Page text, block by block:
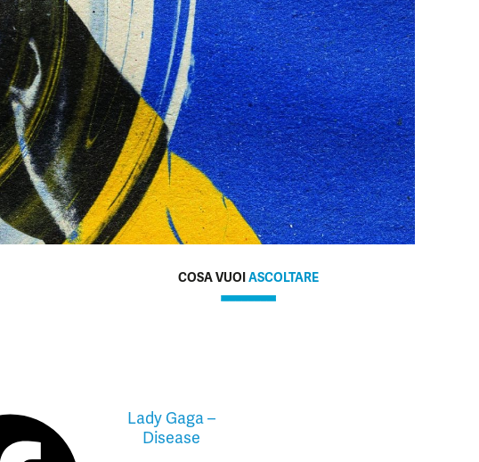
COSA VUOIASCOLTARE
Lady Gaga –
Disease